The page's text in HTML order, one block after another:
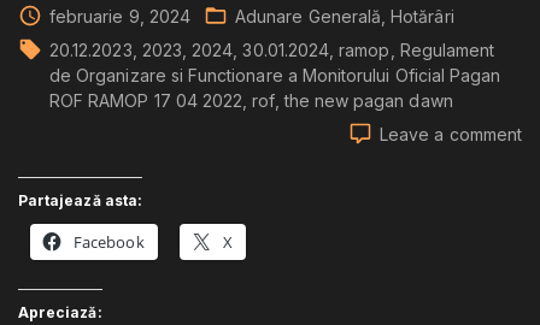
februarie 9, 2024 Adunare Generală Hotărâri
20.12.2023 2023 2024 30.01.2024 ramop Regulament
de Organizare si Functionare a Monitorului Oficial Pagan
ROF RAMOP 17 04 2022 rof the new pagan dawn
Leave a comment
Partajează asta:
Facebook X
Apreciază: